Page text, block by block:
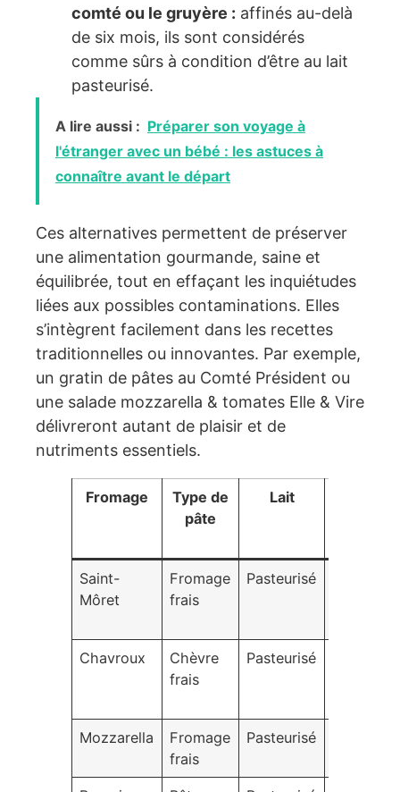
comté ou le gruyère : affinés au-delà
de six mois, ils sont considérés
comme sûrs à condition d’être au lait
pasteurisé.
A lire aussi : Préparer son voyage à
l'étranger avec un bébé : les astuces à
connaître avant le départ
Ces alternatives permettent de préserver
une alimentation gourmande, saine et
équilibrée, tout en effaçant les inquiétudes
liées aux possibles contaminations. Elles
s’intègrent facilement dans les recettes
traditionnelles ou innovantes. Par exemple,
un gratin de pâtes au Comté Président ou
une salade mozzarella & tomates Elle & Vire
délivreront autant de plaisir et de
nutriments essentiels.
Fromage
Type de
pâte
Lait
Saint-
Môret
Fromage
frais
Pasteurisé
Chavroux
Chèvre
frais
Pasteurisé
Mozzarella
Fromage
frais
Pasteurisé